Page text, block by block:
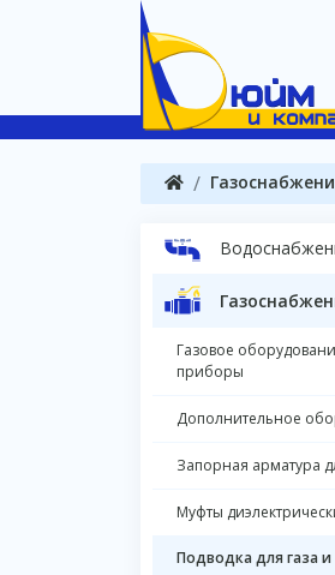
Газовое
приборы
Дополнительное
Запорная арматура
Муфты
Подводка для газа и